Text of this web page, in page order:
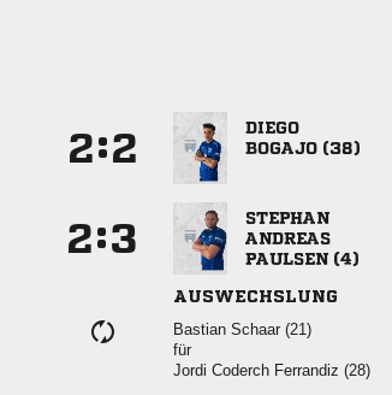
:

 
:


 
AUSWECHSLUNG
  
für
   